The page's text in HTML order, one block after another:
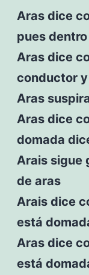
Aras dice
pues
Aras dice
conductor
Aras
Aras dice
domada
Arais sigue
de aras
Arais dice
está
Aras dice
está